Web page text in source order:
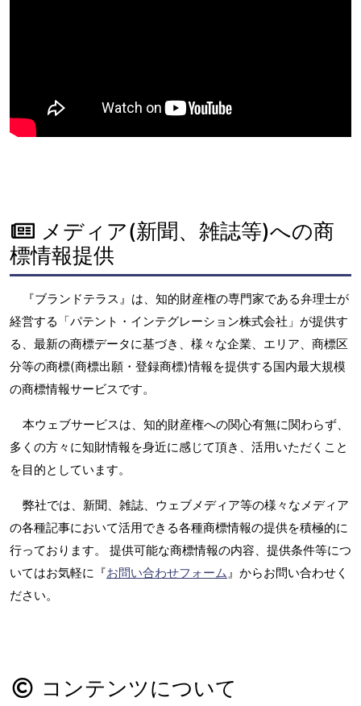
メディア(新聞、雑誌等)への商
標情報提供
『ブランドテラス』は、知的財産権の専門家である弁理士が
経営する「パテント・インテグレーション株式会社」が提供す
る、最新の商標データに基づき、様々な企業、エリア、商標区
分等の商標(商標出願・登録商標)情報を提供する国内最大規模
の商標情報サービスです。
本ウェブサービスは、知的財産権への関心有無に関わらず、
多くの方々に知財情報を身近に感じて頂き、活用いただくこと
を目的としています。
弊社では、新聞、雑誌、ウェブメディア等の様々なメディア
の各種記事において活用できる各種商標情報の提供を積極的に
行っております。 提供可能な商標情報の内容、提供条件等につ
いてはお気軽に『お問い合わせフォーム』からお問い合わせく
ださい。
コンテンツについて